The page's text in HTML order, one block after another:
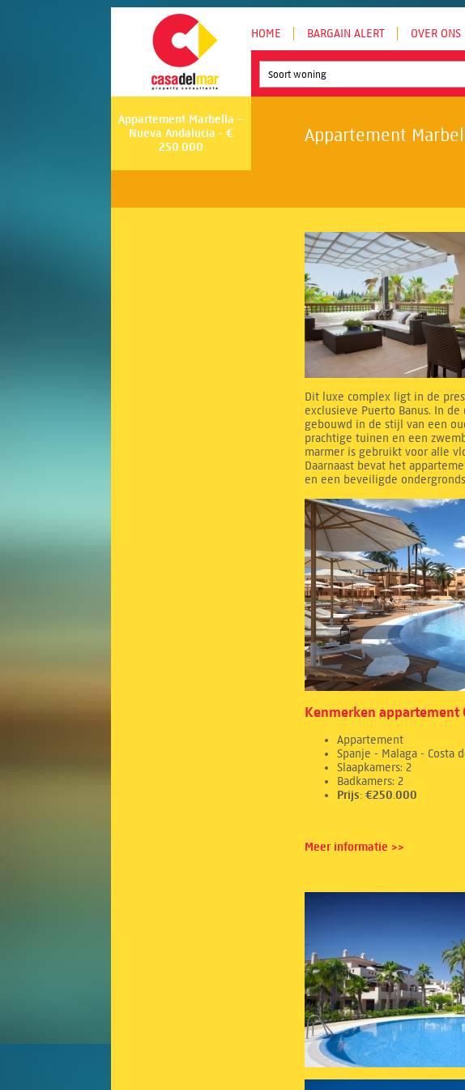
HOME BARGAIN ALERT OVER ONS
Soort woning
Appartement Marbella –
Nueva Andalucia - €
250.000
Appartement
Dit luxe complex ligt in de
exclusieve Puerto Banus. In
gebouwd in de stijl van een
prachtige tuinen en een
marmer is gebruikt voor alle
Daarnaast bevat het
en een beveiligde
Kenmerken appartement
Appartement
Spanje - Malaga - Costa
Slaapkamers: 2
Badkamers: 2
Prijs: €250.000
Meer informatie >>